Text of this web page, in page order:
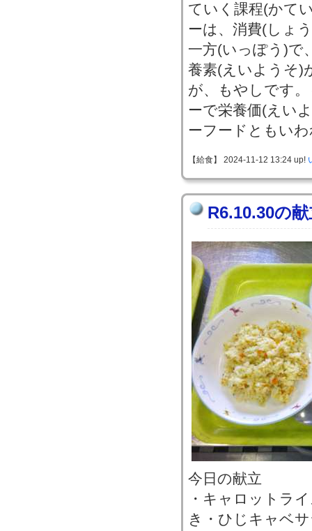
ていく課程(かて
ーは、消費(しょ
一方(いっぽう)で
養素(えいようそ)
が、もやしです
ーで栄養価(えい
ーフードともい
【給食】 2024-11-12 13:24 up!
R6.10.30の
今日の献立
・キャロットラ
き・ひじキャベ